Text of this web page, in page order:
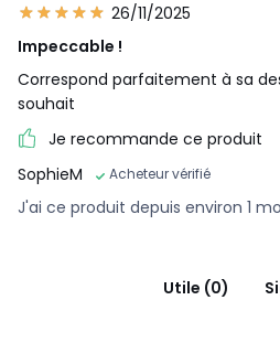
26/11/2025
Impeccable !
Correspond parfaitement à sa
souhait
Je recommande ce produit
SophieM
Acheteur vérifié
J'ai ce produit depuis environ 1
Utile (0)